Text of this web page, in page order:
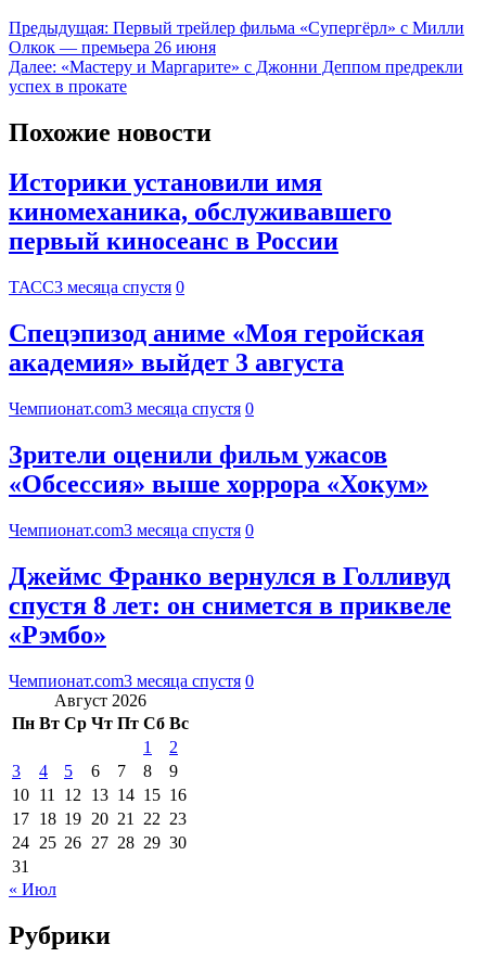
Предыдущая: Первый трейлер фильма «Супергёрл» с Милли
Олкок — премьера 26 июня
Далее: «Мастеру и Маргарите» с Джонни Деппом предрекли
успех в прокате
Похожие новости
Историки установили имя
киномеханика, обслуживавшего
первый киносеанс в России
ТАСС3 месяца спустя 0
Спецэпизод аниме «Моя геройская
академия» выйдет 3 августа
Чемпионат.com3 месяца спустя 0
Зрители оценили фильм ужасов
«Обсессия» выше хоррора «Хокум»
Чемпионат.com3 месяца спустя 0
Джеймс Франко вернулся в Голливуд
спустя 8 лет: он снимется в приквеле
«Рэмбо»
Чемпионат.com3 месяца спустя 0
Август 2026
Пн Вт Ср Чт Пт Сб Вс
1
2
3
4 5 6 7 8
9
10 11 12 13 14 15 16
17 18 19 20 21 22 23
24 25 26 27 28 29 30
31
« Июл
Рубрики